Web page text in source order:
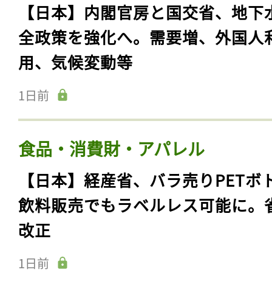
【日本】内閣官房と国交省、地下
全政策を強化へ。需要増、外国人
用、気候変動等
1日前
食品・消費財・アパレル
【日本】経産省、バラ売りPETボ
飲料販売でもラベルレス可能に。
改正
1日前